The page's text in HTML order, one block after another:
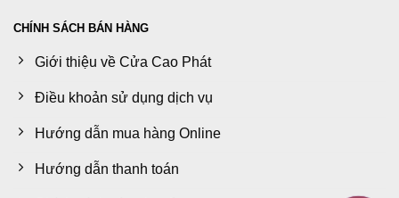
CHÍNH SÁCH BÁN HÀNG
Giới thiệu về Cửa Cao Phát
Điều khoản sử dụng dịch vụ
Hướng dẫn mua hàng Online
Hướng dẫn thanh toán